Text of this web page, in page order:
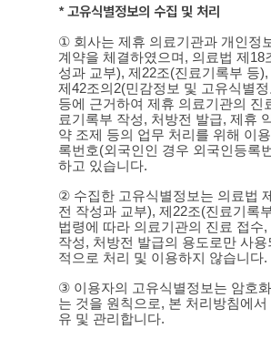
*고유식별정보의 수집 및 처리
① 회사는 제휴 의료기관과 개인정
계약을 체결하였으며 , 의료법 제 18
성과 교부),제22조(진료기록부 등),
제42조의2(민감정보 및 고유식별
등에 근거하여 제휴 의료기관의 진
료기록부 작성, 처방전 발급,제휴
약 조제 등의 업무 처리를 위해 이
록번호(외국인인 경우 외국인등록
하고 있습니다.
② 수집한 고유식별정보는 의료법 제
전 작성과 교부),제22조(진료기록
법령에 따라 의료기관의 진료 접수,
작성, 처방전 발급의 용도로만 사용
적으로 처리 및 이용하지 않습니다.
③ 이용자의 고유식별정보는 암호
는 것을 원칙으로, 본 처리방침에
유 및 관리합니다.